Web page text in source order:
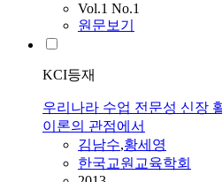
Vol.1 No.1
원문보기
KCI등재
우리나라 수업 전문성 신장
이론의 관점에서
김남수,황세영
한국교원교육학회